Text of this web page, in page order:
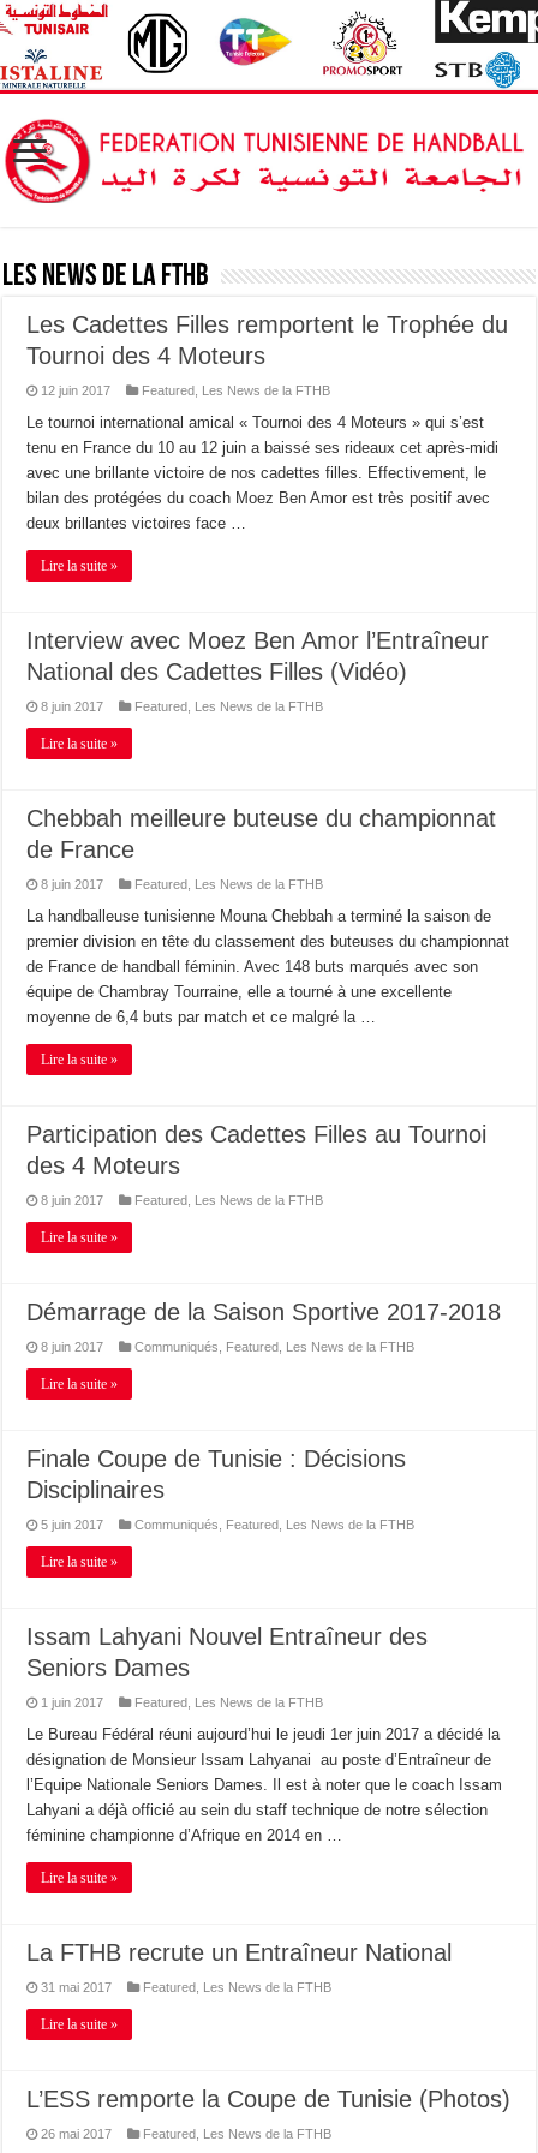
Les News de la FTHB
Les Cadettes Filles remportent le Trophée du
Tournoi des 4 Moteurs
12 juin 2017 Featured Les News de la FTHB
Le tournoi international amical « Tournoi des 4 Moteurs » qui s’est
tenu en France du 10 au 12 juin a baissé ses rideaux cet après-midi
avec une brillante victoire de nos cadettes filles. Effectivement, le
bilan des protégées du coach Moez Ben Amor est très positif avec
deux brillantes victoires face …
Lire la suite »
Interview avec Moez Ben Amor l’Entraîneur
National des Cadettes Filles (Vidéo)
8 juin 2017 Featured Les News de la FTHB
Lire la suite »
Chebbah meilleure buteuse du championnat
de France
8 juin 2017 Featured Les News de la FTHB
La handballeuse tunisienne Mouna Chebbah a terminé la saison de
premier division en tête du classement des buteuses du championnat
de France de handball féminin. Avec 148 buts marqués avec son
équipe de Chambray Tourraine, elle a tourné à une excellente
moyenne de 6,4 buts par match et ce malgré la …
Lire la suite »
Participation des Cadettes Filles au Tournoi
des 4 Moteurs
8 juin 2017 Featured Les News de la FTHB
Lire la suite »
Démarrage de la Saison Sportive 2017-2018
8 juin 2017 Communiqués Featured Les News de la FTHB
Lire la suite »
Finale Coupe de Tunisie : Décisions
Disciplinaires
5 juin 2017 Communiqués Featured Les News de la FTHB
Lire la suite »
Issam Lahyani Nouvel Entraîneur des
Seniors Dames
1 juin 2017 Featured Les News de la FTHB
Le Bureau Fédéral réuni aujourd’hui le jeudi 1er juin 2017 a décidé la
désignation de Monsieur Issam Lahyanai au poste d’Entraîneur de
l’Equipe Nationale Seniors Dames. Il est à noter que le coach Issam
Lahyani a déjà officié au sein du staff technique de notre sélection
féminine championne d’Afrique en 2014 en …
Lire la suite »
La FTHB recrute un Entraîneur National
31 mai 2017 Featured Les News de la FTHB
Lire la suite »
L’ESS remporte la Coupe de Tunisie (Photos)
26 mai 2017 Featured Les News de la FTHB